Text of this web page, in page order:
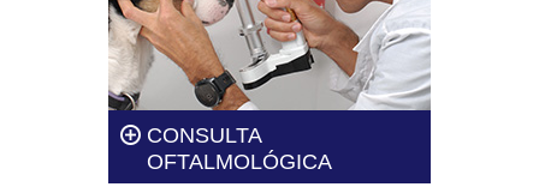
CONSULTA
OFTALMOLÓGICA